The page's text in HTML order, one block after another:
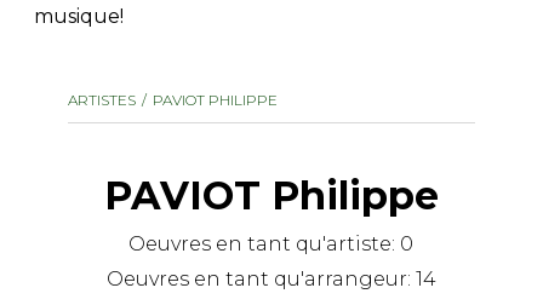
musique!
ARTISTES PAVIOT PHILIPPE
PAVIOT Philippe
Oeuvres en tant qu'artiste: 0
Oeuvres en tant qu'arrangeur: 14